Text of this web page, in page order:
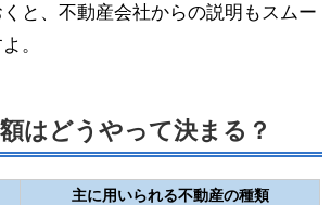
と、不動産会社からの説明もスムー
。
はどうやって決まる？
主に用いられる不動産の種類